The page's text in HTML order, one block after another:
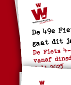
De 49e
gaat dit
De Fiets
vanaf
juli 2025